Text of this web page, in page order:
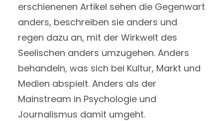
erschienenen Artikel sehen die Gegenwart
anders, beschreiben sie anders und
regen dazu an, mit der Wirkwelt des
Seelischen anders umzugehen. Anders
behandeln, was sich bei Kultur, Markt und
Medien abspielt. Anders als der
Mainstream in Psychologie und
Journalismus damit umgeht.